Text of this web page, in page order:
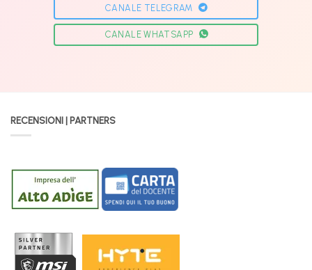
CANALE TELEGRAM
CANALE WHATSAPP
RECENSIONI | PARTNERS